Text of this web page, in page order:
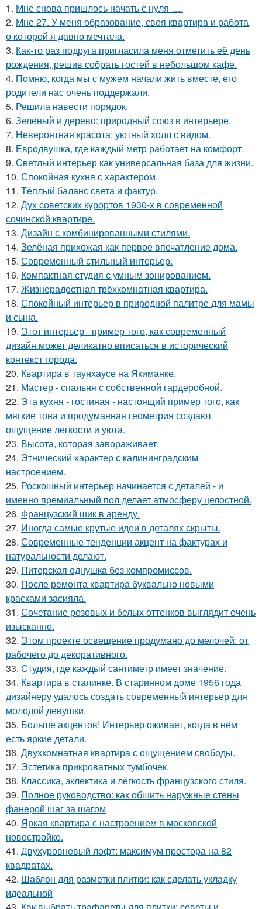
1. Мне снова пришлось начать с нуля ….
2. Мне 27. У меня образование, своя квартира и работа,
о которой я давно мечтала.
3. Как-то раз подруга пригласила меня отметить её день
рождения, решив собрать гостей в небольшом кафе.
4. Помню, когда мы с мужем начали жить вместе, его
родители нас очень поддержали.
5. Решила навести порядок.
6. Зелёный и дерево: природный союз в интерьере.
7. Невероятная красота: уютный холл с видом.
8. Евродвушка, где каждый метр работает на комфорт.
9. Светлый интерьер как универсальная база для жизни.
10. Спокойная кухня с характером.
11. Тёплый баланс света и фактур.
12. Дух советских курортов 1930-х в современной
сочинской квартире.
13. Дизайн с комбинированными стилями.
14. Зелёная прихожая как первое впечатление дома.
15. Современный стильный интерьер.
16. Компактная студия с умным зонированием.
17. Жизнерадостная трёхкомнатная квартира.
18. Спокойный интерьер в природной палитре для мамы
и сына.
19. Этот интерьер - пример того, как современный
дизайн может деликатно вписаться в исторический
контекст города.
20. Квартира в таунхаусе на Якиманке.
21. Мастер - спальня с собственной гардеробной.
22. Эта кухня - гостиная - настоящий пример того, как
мягкие тона и продуманная геометрия создают
ощущение легкости и уюта.
23. Высота, которая завораживает.
24. Этнический характер с калининградским
настроением.
25. Роскошный интерьер начинается с деталей - и
именно премиальный пол делает атмосферу целостной.
26. Французский шик в аренду.
27. Иногда самые крутые идеи в деталях скрыты.
28. Современные тенденции акцент на фактурах и
натуральности делают.
29. Питерская однушка без компромиссов.
30. После ремонта квартира буквально новыми
красками засияла.
31. Сочетание розовых и белых оттенков выглядит очень
изысканно.
32. Этом проекте освещение продумано до мелочей: от
рабочего до декоративного.
33. Студия, где каждый сантиметр имеет значение.
34. Квартира в сталинке. В старинном доме 1956 года
дизайнеру удалось создать современный интерьер для
молодой девушки.
35. Больше акцентов! Интерьер оживает, когда в нём
есть яркие детали.
36. Двухкомнатная квартира с ощущением свободы.
37. Эстетика прикроватных тумбочек.
38. Классика, эклектика и лёгкость французского стиля.
39. Полное руководство: как обшить наружные стены
фанерой шаг за шагом
40. Яркая квартира с настроением в московской
новостройке.
41. Двухуровневый лофт: максимум простора на 82
квадратах.
42. Шаблон для разметки плитки: как сделать укладку
идеальной